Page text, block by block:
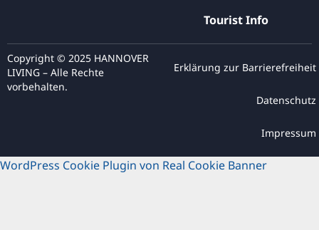
Tourist Info
Copyright © 2025 HANNOVER
LIVING – Alle Rechte
vorbehalten.
Erklärung zur Barrierefreiheit
Datenschutz
Impressum
WordPress Cookie Plugin von Real Cookie Banner